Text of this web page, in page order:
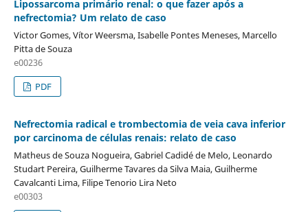
Lipossarcoma primário renal: o que fazer após a
nefrectomia? Um relato de caso
Victor Gomes, Vítor Weersma, Isabelle Pontes Meneses, Marcello
Pitta de Souza
e00236
PDF
Nefrectomia radical e trombectomia de veia cava inferior
por carcinoma de células renais: relato de caso
Matheus de Souza Nogueira, Gabriel Cadidé de Melo, Leonardo
Studart Pereira, Guilherme Tavares da Silva Maia, Guilherme
Cavalcanti Lima, Filipe Tenorio Lira Neto
e00303